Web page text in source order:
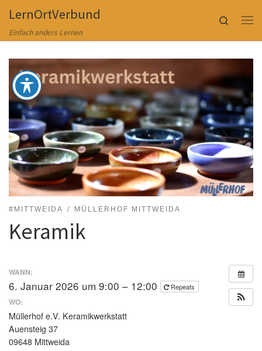
Zum Inhalt springen
LernOrtVerbund
Einfach anders Lernen
Search
#MITTWEIDA MÜLLERHOF MITTWEIDA
Keramik
WANN:
6. Januar 2026 um 9:00 – 12:00 Repeats
WO:
Müllerhof e.V. Keramikwerkstatt
Auensteig 37
09648 Mittweida